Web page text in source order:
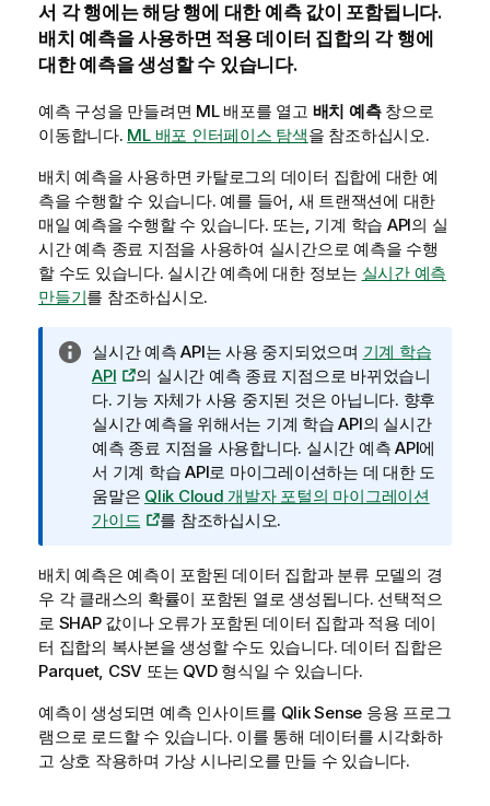
서 각 행에는 해당 행에 대한 예측 값이 포함됩니다.
배치 예측을 사용하면 적용 데이터 집합의 각 행에
대한 예측을 생성할 수 있습니다.
예측 구성을 만들려면 ML 배포를 열고 배치 예측창으로
이동합니다. ML 배포 인터페이스 탐색을 참조하십시오.
배치 예측을 사용하면 카탈로그의 데이터 집합에 대한 예
측을 수행할 수 있습니다. 예를 들어, 새 트랜잭션에 대한
매일 예측을 수행할 수 있습니다. 또는, 기계 학습 API의 실
시간 예측 종료 지점을 사용하여 실시간으로 예측을 수행
할 수도 있습니다. 실시간 예측에 대한 정보는 실시간 예측
만들기를 참조하십시오.
정
보
메
모
실시간 예측 API는 사용 중지되었으며 기계 학습
API
의 실시간 예측 종료 지점으로 바뀌었습니
다. 기능 자체가 사용 중지된 것은 아닙니다. 향후
실시간 예측을 위해서는 기계 학습 API의 실시간
예측 종료 지점을 사용합니다. 실시간 예측 API에
서 기계 학습 API로 마이그레이션하는 데 대한 도
움말은 Qlik Cloud 개발자 포털의 마이그레이션
가이드
를 참조하십시오.
배치 예측은 예측이 포함된 데이터 집합과 분류 모델의 경
우 각 클래스의 확률이 포함된 열로 생성됩니다. 선택적으
로 SHAP 값이나 오류가 포함된 데이터 집합과 적용 데이
터 집합의 복사본을 생성할 수도 있습니다. 데이터 집합은
Parquet, CSV 또는 QVD 형식일 수 있습니다.
예측이 생성되면 예측 인사이트를 Qlik Sense 응용 프로그
램으로 로드할 수 있습니다. 이를 통해 데이터를 시각화하
고 상호 작용하며 가상 시나리오를 만들 수 있습니다.